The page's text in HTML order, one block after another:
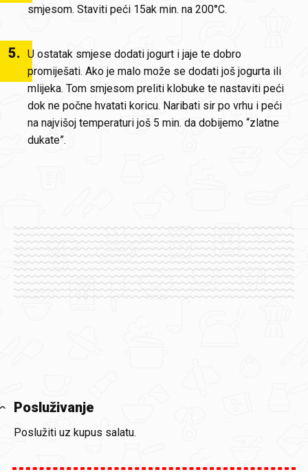
smjesom. Staviti peći 15ak min. na 200°C.
5. U ostatak smjese dodati jogurt i jaje te dobro
promiješati. Ako je malo može se dodati još jogurta ili
mlijeka. Tom smjesom preliti klobuke te nastaviti peći
dok ne počne hvatati koricu. Naribati sir po vrhu i peći
na najvišoj temperaturi još 5 min. da dobijemo “zlatne
dukate”.
Posluživanje
Poslužiti uz kupus salatu.